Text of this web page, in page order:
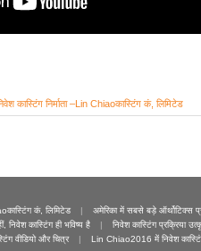
कास्टिंग निर्माता –Lin Chiaoकास्टिंग कं, लिमिटेड
कं, लिमिटेड |
अमेरिका में सबसे बड़े ऑर्थोटिक्स
कास्टिंग ही भविष्य है |
निवेश कास्टिंग प्रक्रिया
वीडियो और चित्र | Lin Chiao2016 में निवेश